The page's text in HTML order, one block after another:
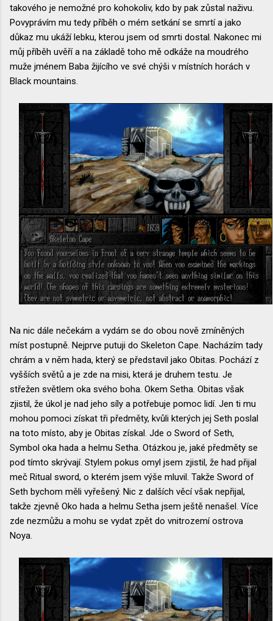
takového je nemožné pro kohokoliv, kdo by pak zůstal naživu.
Povyprávím mu tedy příběh o mém setkání se smrtí a jako
důkaz mu ukáží lebku, kterou jsem od smrti dostal. Nakonec mi
můj příběh uvěří a na základě toho mě odkáže na moudrého
muže jménem Baba žijícího ve své chýši v místních horách v
Black mountains.
Na nic dále nečekám a vydám se do obou nově zmíněných
míst postupně. Nejprve putuji do Skeleton Cape. Nacházím tady
chrám a v něm hada, který se představil jako Obitas. Pochází z
vyšších světů a je zde na misi, která je druhem testu. Je
střežen světlem oka svého boha. Okem Setha. Obitas však
zjistil, že úkol je nad jeho síly a potřebuje pomoc lidí. Jen ti mu
mohou pomoci získat tři předměty, kvůli kterých jej Seth poslal
na toto místo, aby je Obitas získal. Jde o Sword of Seth,
Symbol oka hada a helmu Setha. Otázkou je, jaké předměty se
pod tímto skrývají. Stylem pokus omyl jsem zjistil, že had přijal
meč Ritual sword, o kterém jsem výše mluvil. Takže Sword of
Seth bychom měli vyřešený. Nic z dalších věcí však nepřijal,
takže zjevně Oko hada a helmu Setha jsem ještě nenašel. Více
zde nezmůžu a mohu se vydat zpět do vnitrozemí ostrova
Noya.